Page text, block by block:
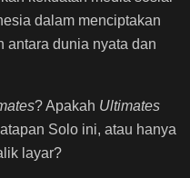
dalam menciptakan
antara dunia nyata dan
? Apakah Ultimates
Solo ini, atau hanya
layar?